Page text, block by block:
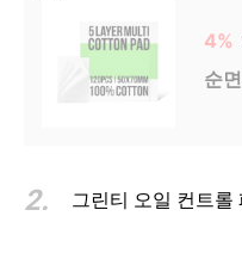
4%
순
2. 그린티 오일 컨트롤